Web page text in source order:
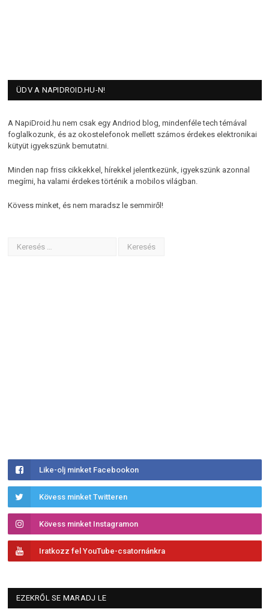
ÜDV A NAPIDROID.HU-N!
A NapiDroid.hu nem csak egy Andriod blog, mindenféle tech témával
foglalkozunk, és az okostelefonok mellett számos érdekes elektronikai
kütyüt igyekszünk bemutatni.
Minden nap friss cikkekkel, hírekkel jelentkezünk, igyekszünk azonnal
megírni, ha valami érdekes történik a mobilos világban.
Kövess minket, és nem maradsz le semmiről!
Like-olj minket Facebookon
Kövess minket Twitteren
Kövess minket Instagramon
Iratkozz fel YouTube-csatornánkra
EZEKRŐL SE MARADJ LE